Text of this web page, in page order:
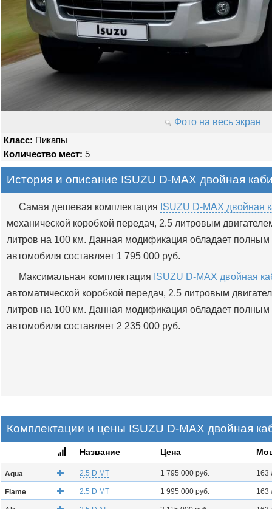
Фото на весь экран
Класс: Пикапы
Количество мест: 5
История и описание ISUZU D-MAX двойная
Самая дешевая комплектация ISUZU D-MAX двойная
механической коробкой передач, 2.5 литровым
литров на 100 км. Данная модификация обладает
автомобиля составляет 1 795 000 руб.
Максимальная комплектация ISUZU D-MAX двойная
автоматической коробкой передач, 2.5 литровым
литров на 100 км. Данная модификация обладает
автомобиля составляет 2 235 000 руб.
Комплектации и цены ISUZU D-MAX двойная
Название Цена
Aqua 2.5 D MT 1 795 000 руб. 163
Flame 2.5 D MT 1 995 000 руб. 163